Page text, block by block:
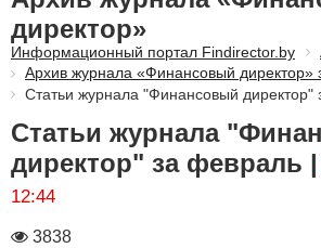
директор»
Информационный портал Findirector.by
Архив журнала «Финансовый директор»
Статьи журнала "Финансовый директор"
Статьи журнала
директор" за февраль |
12:44
Количество
3838